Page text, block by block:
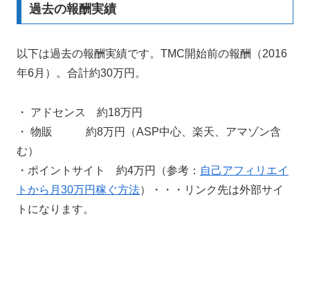
過去の報酬実績
以下は過去の報酬実績です。TMC開始前の報酬（2016
年6月）。合計約30万円。
・ アドセンス 約18万円
・ 物販 約8万円（ASP中心、楽天、アマゾン含
む）
・ポイントサイト 約4万円（参考： 自己アフィリエイ
トから月30万円稼ぐ方法）・・・リンク先は外部サイ
トになります。